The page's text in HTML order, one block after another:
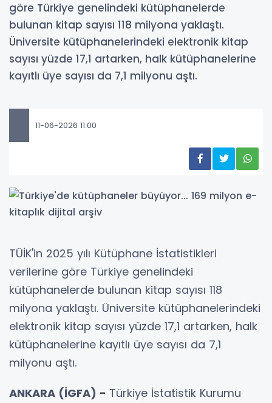
göre Türkiye genelindeki kütüphanelerde
bulunan kitap sayısı 118 milyona yaklaştı.
Üniversite kütüphanelerindeki elektronik kitap
sayısı yüzde 17,1 artarken, halk kütüphanelerine
kayıtlı üye sayısı da 7,1 milyonu aştı.
11-06-2026 11:00
TÜİK'in 2025 yılı Kütüphane İstatistikleri
verilerine göre Türkiye genelindeki
kütüphanelerde bulunan kitap sayısı 118
milyona yaklaştı. Üniversite kütüphanelerindeki
elektronik kitap sayısı yüzde 17,1 artarken, halk
kütüphanelerine kayıtlı üye sayısı da 7,1
milyonu aştı.
ANKARA (İGFA) - Türkiye İstatistik Kurumu